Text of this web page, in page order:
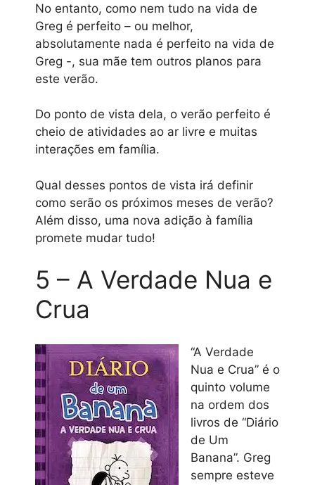
No entanto, como nem tudo na vida de
Greg é perfeito – ou melhor,
absolutamente nada é perfeito na vida de
Greg -, sua mãe tem outros planos para
este verão.
Do ponto de vista dela, o verão perfeito é
cheio de atividades ao ar livre e muitas
interações em família.
Qual desses pontos de vista irá definir
como serão os próximos meses de verão?
Além disso, uma nova adição à família
promete mudar tudo!
5 – A Verdade Nua e
Crua
“A Verdade
Nua e Crua” é o
quinto volume
na ordem dos
livros de “Diário
de Um
Banana”. Greg
sempre esteve